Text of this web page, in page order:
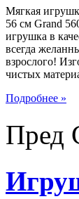
Мягкая
56 см Grand
игрушка в
всегда
взрослого!
чистых
Подробнее »
Пред